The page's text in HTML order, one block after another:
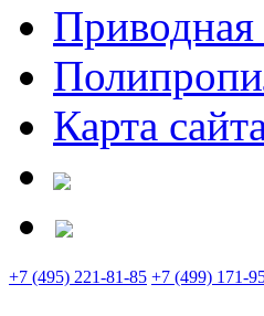
Приводная
Карта
+7 (495) 221-81-85 +7 (499) 171-